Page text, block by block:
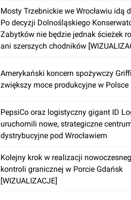
Mosty Trzebnickie we Wrocławiu idą
Po decyzji Dolnośląskiego
Zabytków nie będzie jednak ścieżek
ani szerszych chodników
Amerykański koncern spożywczy
zwiększy moce produkcyjne w Polsce
PepsiCo oraz logistyczny gigant ID
uruchomili nowe, strategiczne
dystrybucyjne pod Wrocławiem
Kolejny krok w realizacji
kontroli granicznej w Porcie Gdańsk
[WIZUALIZACJE]